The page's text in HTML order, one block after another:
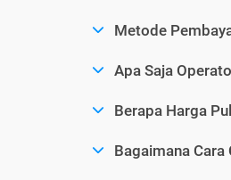
Metode
Apa Saja
Berapa Harga
Bagaimana Cara